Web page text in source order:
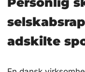
adskilte